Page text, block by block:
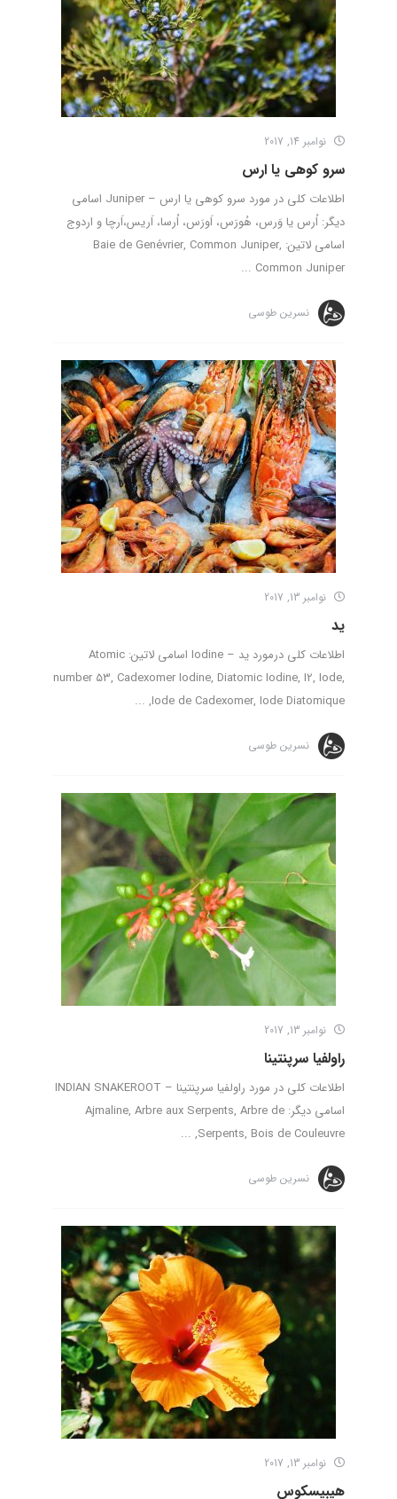
نوامبر 14, 2017
سرو کوهی یا ارس
اطلاعات کلی در مورد سرو کوهی یا ارس – Juniper اسامی
دیگر: اُرس یا وَرس، هُورَس، اَورَس، اُرسا، اَریس،اَرچا و اردوج
اسامی لاتین: Baie de Genévrier, Common Juniper,
Common Juniper ...
نسرین طوسی
نوامبر 13, 2017
ید
اطلاعات کلی درمورد ید – Iodine اسامی لاتین: Atomic
number 53, Cadexomer Iodine, Diatomic Iodine, I2, Iode,
Iode de Cadexomer, Iode Diatomique, ...
نسرین طوسی
نوامبر 13, 2017
راولفیا سرپنتینا
اطلاعات کلی در مورد راولفیا سرپنتینا – INDIAN SNAKEROOT
اسامی دیگر: Ajmaline, Arbre aux Serpents, Arbre de
Serpents, Bois de Couleuvre, ...
نسرین طوسی
نوامبر 13, 2017
هیبیسکوس